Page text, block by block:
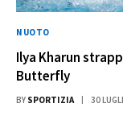
NUOTO
Ilya Kharun
Butterfly
BY SPORTIZIA 30